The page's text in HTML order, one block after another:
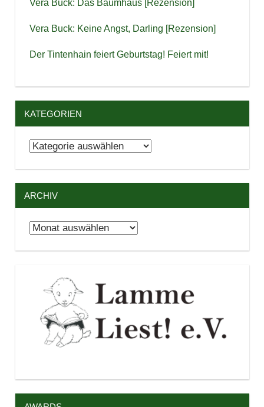
Vera Buck: Das Baumhaus [Rezension]
Vera Buck: Keine Angst, Darling [Rezension]
Der Tintenhain feiert Geburtstag! Feiert mit!
KATEGORIEN
Kategorien
ARCHIV
Archiv